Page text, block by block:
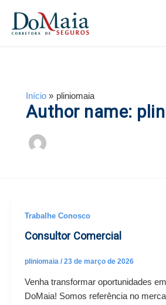
Início pliniomaia
Author name:
Trabalhe Conosco
Consultor Comercial
pliniomaia / 23 de março de 2026
Venha transformar oportunidades
DoMaia! Somos referência no